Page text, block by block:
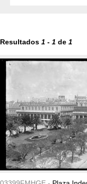
Resultados 1 - 1 de 1